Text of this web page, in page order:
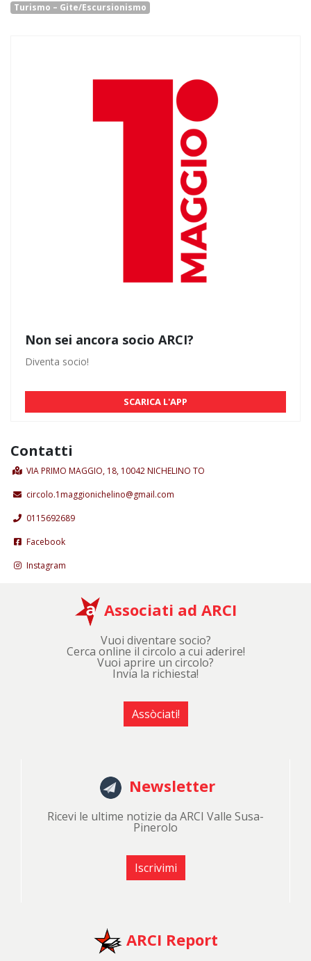
Turismo – Gite/Escursionismo
Non sei ancora socio ARCI?
Diventa socio!
SCARICA L'APP
Contatti
VIA PRIMO MAGGIO, 18, 10042 NICHELINO TO
circolo.1maggionichelino@gmail.com
0115692689
Facebook
Instagram
Associati ad ARCI
Vuoi diventare socio?
Cerca online il circolo a cui aderire!
Vuoi aprire un circolo?
Invia la richiesta!
Assòciati!
Newsletter
Ricevi le ultime notizie da ARCI Valle Susa-
Pinerolo
Iscrivimi
ARCI Report